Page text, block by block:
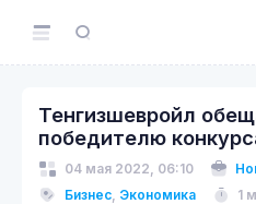
Тенгизшевройл
победителю
04 мая 2022, 06:10
Бизнес, Экономика 1